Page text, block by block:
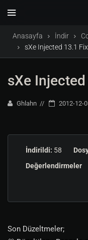
Anasayfa İndir
sXe Injected 13.1 Fix
sXe
Ghlahn 2012-12-
İndirildi: 58
Değerlendirmeler
Son Düzeltmeler;